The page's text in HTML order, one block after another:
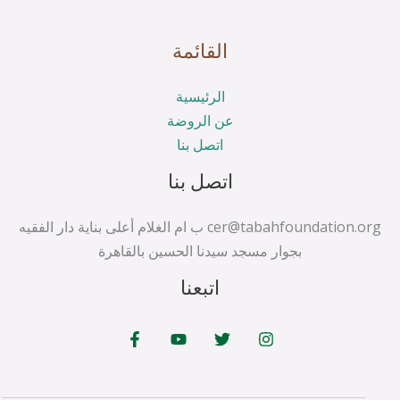
القائمة
الرئيسية
عن الروضة
اتصل بنا
اتصل بنا
cer@tabahfoundation.org ب ام الغلام أعلى بناية دار الفقيه
بجوار مسجد سيدنا الحسين بالقاهرة
اتبعنا